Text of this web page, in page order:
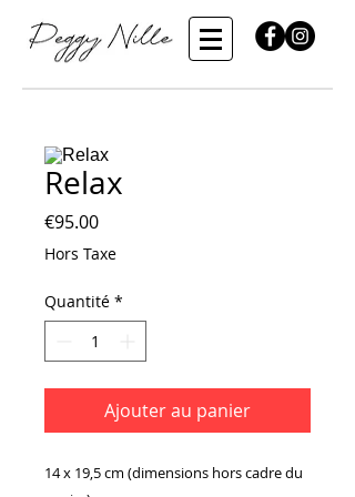
Relax
€95.00Prix
Hors Taxe
Quantité *
Ajouter au panier
14 x 19,5 cm (dimensions hors cadre du